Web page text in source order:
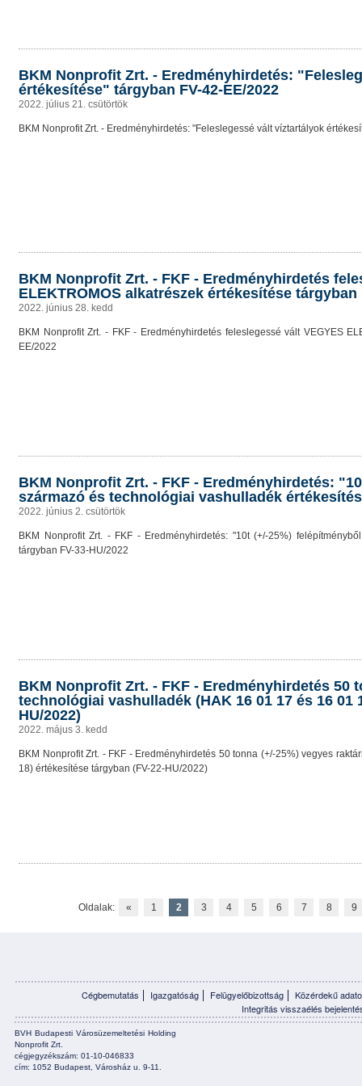
BKM Nonprofit Zrt. - Eredményhirdetés:
értékesítése" tárgyban FV-42-EE/2022
2022. július 21. csütörtök
BKM Nonprofit Zrt. - Eredményhirdetés: "Feleslegessé vált víztartályok
BKM Nonprofit Zrt. - FKF - Eredményhirdetés
ELEKTROMOS alkatrészek értékesítése tárgyban
2022. június 28. kedd
BKM Nonprofit Zrt. - FKF - Eredményhirdetés feleslegessé vált VEGYES
EE/2022
BKM Nonprofit Zrt. - FKF - Eredményhirdetés:
származó és technológiai vashulladék
2022. június 2. csütörtök
BKM Nonprofit Zrt. - FKF - Eredményhirdetés: "10t (+/-25%)
tárgyban FV-33-HU/2022
BKM Nonprofit Zrt. - FKF - Eredményhirdetés 50
technológiai vashulladék (HAK 16 01 17 és 16 01
HU/2022)
2022. május 3. kedd
BKM Nonprofit Zrt. - FKF - Eredményhirdetés 50 tonna (+/-25%) vegyes
18) értékesítése tárgyban (FV-22-HU/2022)
Oldalak: « 1 2 3 4 5 6 7 8 9
Cégbemutatás Igazgatóság Felügyelőbizottság
Közérdekű
Integritás visszaélés
BVH Budapesti Városüzemeltetési Holding
Nonprofit Zrt.
cégjegyzékszám: 01-10-046833
cím: 1052 Budapest, Városház u. 9-11.